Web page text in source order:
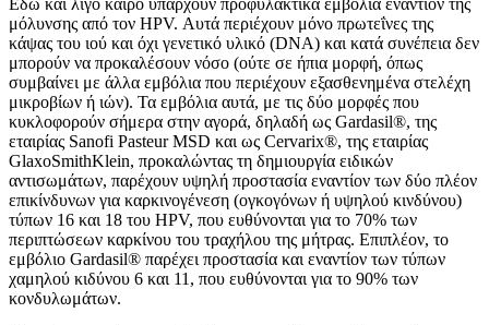
Εδώ και λίγο καιρό υπάρχουν προφυλακτικά εμβόλια εναντίον της
μόλυνσης από τον HPV. Αυτά περιέχουν μόνο πρωτεΐνες της
κάψας του ιού και όχι γενετικό υλικό (DNA) και κατά συνέπεια δεν
μπορούν να προκαλέσουν νόσο (ούτε σε ήπια μορφή, όπως
συμβαίνει με άλλα εμβόλια που περιέχουν εξασθενημένα στελέχη
μικροβίων ή ιών). Τα εμβόλια αυτά, με τις δύο μορφές που
κυκλοφορούν σήμερα στην αγορά, δηλαδή ως Gardasil®, της
εταιρίας Sanofi Pasteur MSD και ως Cervarix®, της εταιρίας
GlaxoSmithKlein, προκαλώντας τη δημιουργία ειδικών
αντισωμάτων, παρέχουν υψηλή προστασία εναντίον των δύο πλέον
επικίνδυνων για καρκινογένεση (ογκογόνων ή υψηλού κινδύνου)
τύπων 16 και 18 του HPV, που ευθύνονται για το 70% των
περιπτώσεων καρκίνου του τραχήλου της μήτρας. Επιπλέον, το
εμβόλιο Gardasil® παρέχει προστασία και εναντίον των τύπων
χαμηλού κιδύνου 6 και 11, που ευθύνονται για το 90% των
κονδυλωμάτων.